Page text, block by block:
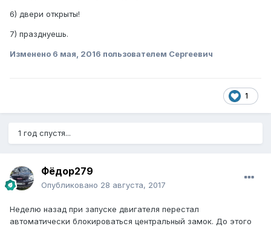
6) двери открыты!
7) празднуешь.
Изменено 6 мая, 2016 пользователем Сергеевич
1
1 год спустя...
Фёдор279
Опубликовано 28 августа, 2017
Неделю назад при запуске двигателя перестал
автоматически блокироваться центральный замок. До этого